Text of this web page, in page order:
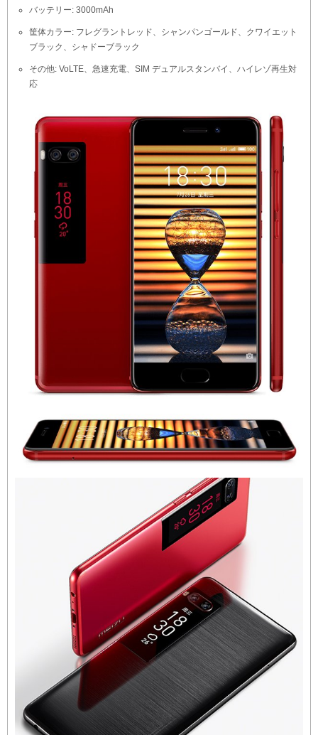
バッテリー: 3000mAh
筐体カラー: フレグラントレッド、シャンパンゴールド、クワイエット
ブラック、シャドーブラック
その他: VoLTE、急速充電、SIM デュアルスタンバイ、ハイレゾ再生対
応